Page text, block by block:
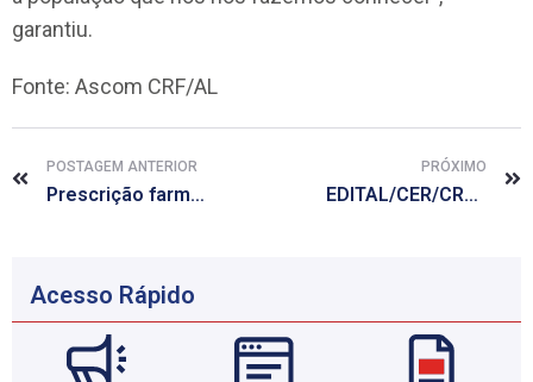
garantiu.
Fonte: Ascom CRF/AL
POSTAGEM ANTERIOR
Prescrição farmacêutica em homeopáticos é tema de curso no próximo sábado
PRÓXIMO
EDITAL/CER/CRF/AL Nº 002/2017 – Candidaturas Apresentadas
Acesso Rápido